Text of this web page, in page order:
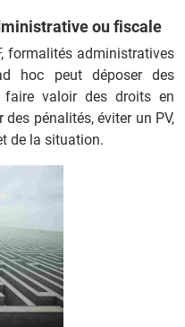
ou fiscale
formalités administratives
hoc peut déposer des
faire valoir des droits en
pénalités, éviter un PV,
de la situation.